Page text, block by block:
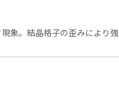
象。結晶格子の歪みにより強